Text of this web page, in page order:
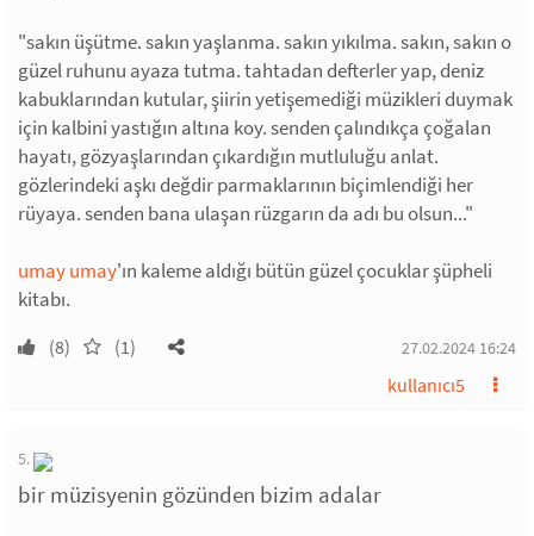
"sakın üşütme. sakın yaşlanma. sakın yıkılma. sakın, sakın o
güzel ruhunu ayaza tutma. tahtadan defterler yap, deniz
kabuklarından kutular, şiirin yetişemediği müzikleri duymak
için kalbini yastığın altına koy. senden çalındıkça çoğalan
hayatı, gözyaşlarından çıkardığın mutluluğu anlat.
gözlerindeki aşkı değdir parmaklarının biçimlendiği her
rüyaya. senden bana ulaşan rüzgarın da adı bu olsun..."
umay umay'ın kaleme aldığı bütün güzel çocuklar şüpheli
kitabı.
(8) (1) 27.02.2024 16:24
kullanıcı5
5.
bir müzisyenin gözünden bizim adalar